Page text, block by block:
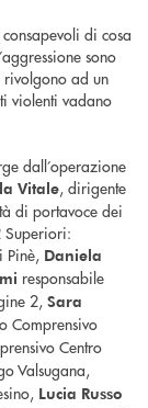
di cosa
sono
ad un
violenti vadano
dall’operazione
Vitale, dirigente
di portavoce dei
Superiori:
Pinè, Daniela
responsabile
2, Sara
Comprensivo
Centro
Valsugana,
Lucia Russo